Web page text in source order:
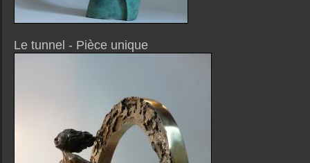
Le tunnel - Pièce unique